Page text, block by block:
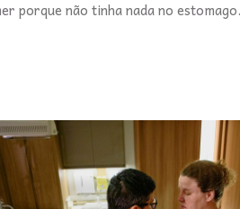
porque não tinha nada no